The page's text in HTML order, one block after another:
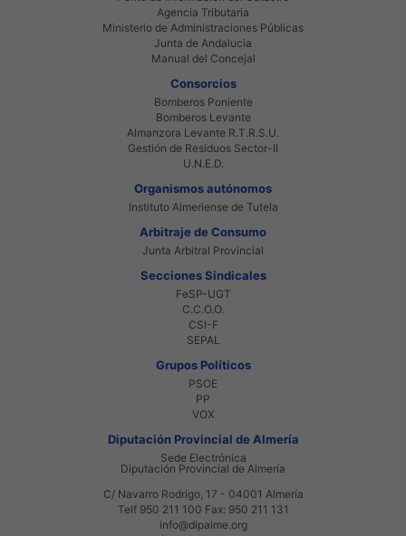
Agencia Tributaria
Ministerio de Administraciones Públicas
Junta de Andalucia
Manual del Concejal
Consorcios
Bomberos Poniente
Bomberos Levante
Almanzora Levante R.T.R.S.U.
Gestión de Residuos Sector-II
U.N.E.D.
Organismos autónomos
Instituto Almeriense de Tutela
Arbitraje de Consumo
Junta Arbitral Provincial
Secciones Sindicales
FeSP-UGT
C.C.O.O.
CSI-F
SEPAL
Grupos Políticos
PSOE
PP
VOX
Diputación Provincial de Almería
Sede Electrónica
Diputación Provincial de Almería
C/ Navarro Rodrigo, 17 - 04001 Almería
Telf 950 211 100 Fax: 950 211 131
info@dipalme.org